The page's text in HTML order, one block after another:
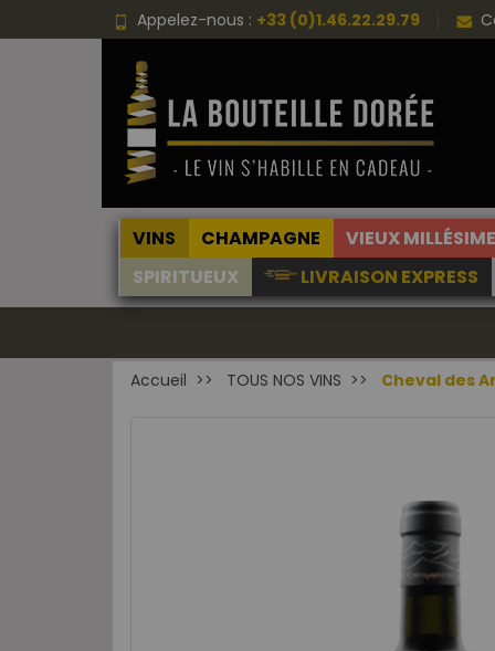
Appelez-nous : +33 (0)1.46.22.29.79
VINS CHAMPAGNE VIEUX
SPIRITUEUX
LIVRAISON EXPRESS
Accueil TOUS NOS VINS Cheval des